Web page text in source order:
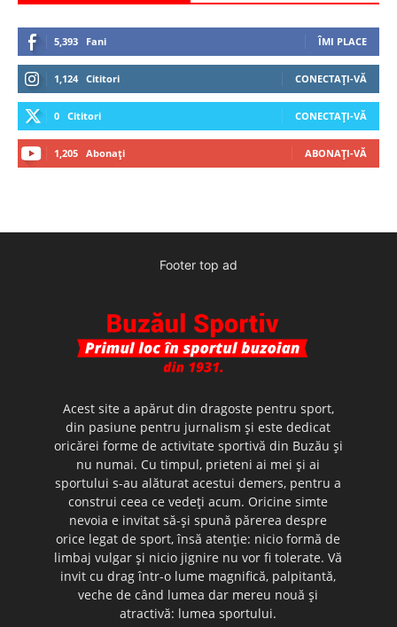
5,393 Fani ÎMI PLACE
1,124 Cititori CONECTAȚI-VĂ
0 Cititori CONECTAȚI-VĂ
1,205 Abonați ABONAȚI-VĂ
Footer top ad
Acest site a apărut din dragoste pentru sport,
din pasiune pentru jurnalism şi este dedicat
oricărei forme de activitate sportivă din Buzău şi
nu numai. Cu timpul, prieteni ai mei şi ai
sportului s-au alăturat acestui demers, pentru a
construi ceea ce vedeţi acum. Oricine simte
nevoia e invitat să-şi spună părerea despre
orice legat de sport, însă atenţie: nicio formă de
limbaj vulgar şi nicio jignire nu vor fi tolerate. Vă
invit cu drag într-o lume magnifică, palpitantă,
veche de când lumea dar mereu nouă şi
atractivă: lumea sportului.